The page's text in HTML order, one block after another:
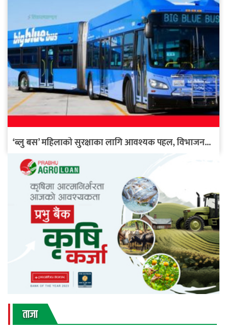
‘ब्लु बस’ महिलाको सुरक्षाका लागि आवश्यक पहल, विभाजन...
ताजा